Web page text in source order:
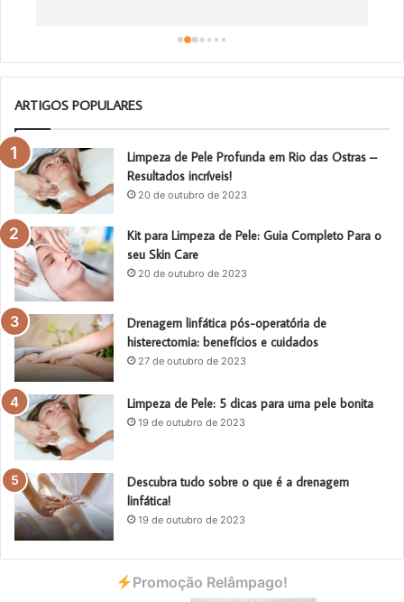
ARTIGOS POPULARES
Limpeza de Pele Profunda em Rio das Ostras –
Resultados incríveis!
20 de outubro de 2023
Kit para Limpeza de Pele: Guia Completo Para o
seu Skin Care
20 de outubro de 2023
Drenagem linfática pós-operatória de
histerectomia: benefícios e cuidados
27 de outubro de 2023
Limpeza de Pele: 5 dicas para uma pele bonita
19 de outubro de 2023
Descubra tudo sobre o que é a drenagem
linfática!
19 de outubro de 2023
Promoção Relâmpago!